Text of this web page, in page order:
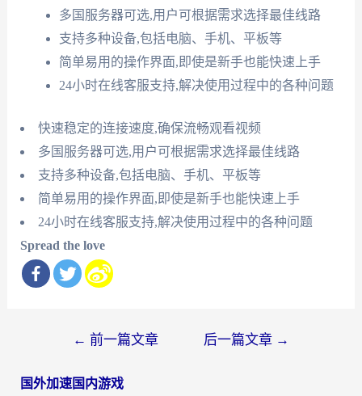
多国服务器可选,用户可根据需求选择最佳线路
支持多种设备,包括电脑、手机、平板等
简单易用的操作界面,即使是新手也能快速上手
24小时在线客服支持,解决使用过程中的各种问题
快速稳定的连接速度,确保流畅观看视频
多国服务器可选,用户可根据需求选择最佳线路
支持多种设备,包括电脑、手机、平板等
简单易用的操作界面,即使是新手也能快速上手
24小时在线客服支持,解决使用过程中的各种问题
Spread the love
导
← 前一篇文章 后一篇文章 →
国外加速国内游戏